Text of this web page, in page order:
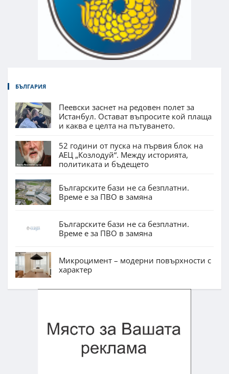
БЪЛГАРИЯ
Пеевски заснет на редовен полет за
Истанбул. Остават въпросите кой плаща
и каква е целта на пътуването.
52 години от пуска на първия блок на
АЕЦ „Козлодуй“. Между историята,
политиката и бъдещето
Българските бази не са безплатни.
Време е за ПВО в замяна
Българските бази не са безплатни.
Време е за ПВО в замяна
Микроцимент – модерни повърхности с
характер